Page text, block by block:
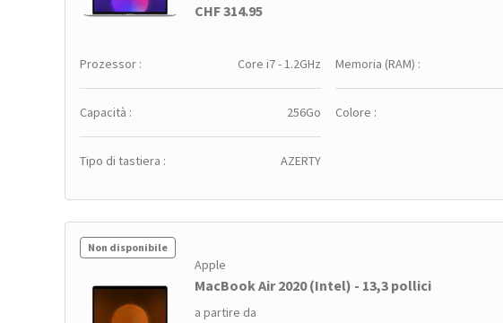
CHF 314.95
Prozessor : Core i7 - 1.2GHz Memoria (RAM) :
Capacità : 256Go Colore :
Tipo di tastiera : AZERTY
Non disponibile
Apple
MacBook Air 2020 (Intel) - 13,3 pollici
a partire da